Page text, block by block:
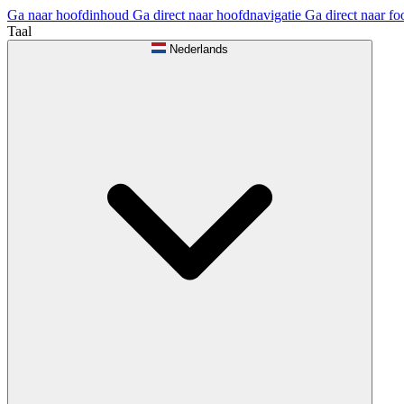
Ga naar hoofdinhoud Ga direct naar hoofdnavigatie Ga direct naar
Taal
Nederlands